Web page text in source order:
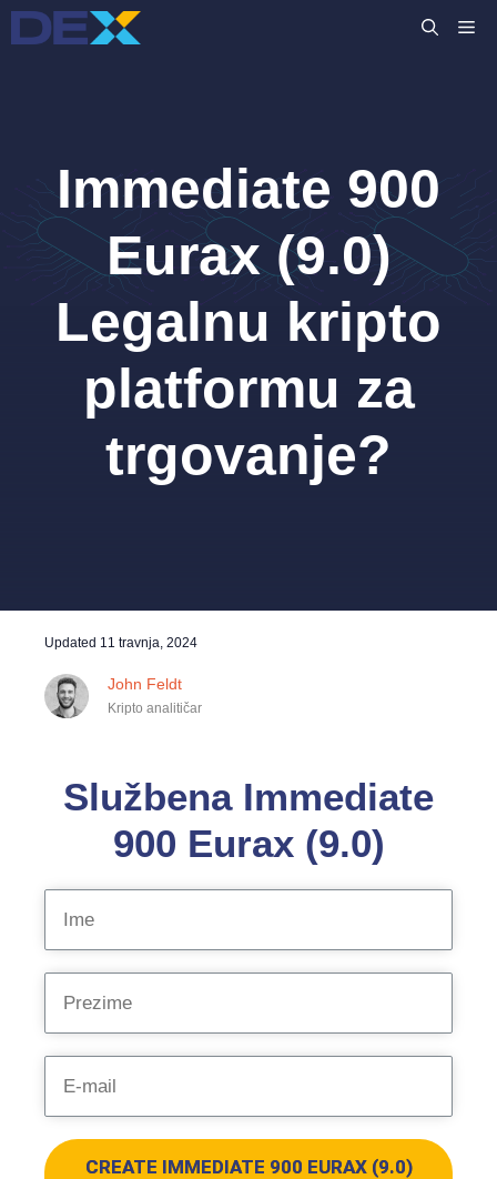
Preskoči
na
Immediate 900
Eurax (9.0)
Legalnu kripto
platformu za
trgovanje?
Updated 11 travnja, 2024
John Feldt
Kripto analitičar
Službena Immediate
900 Eurax (9.0)
CREATE IMMEDIATE 900 EURAX (9.0)